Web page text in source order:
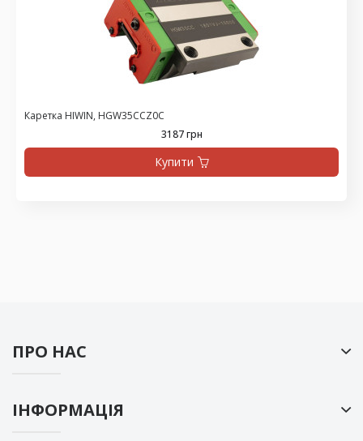
Каретка HIWIN, HGW35CCZ0C
3187 грн
Купити
ПРО НАС
ІНФОРМАЦІЯ